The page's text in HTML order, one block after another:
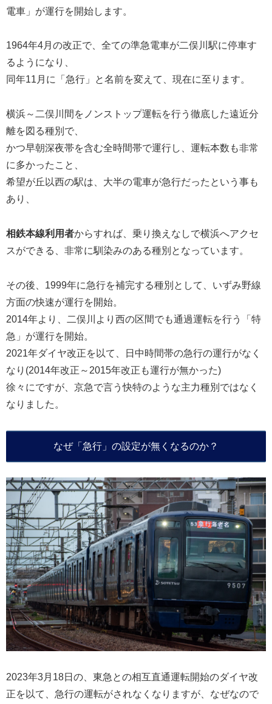
電車」が運行を開始します。
1964年4月の改正で、全ての準急電車が二俣川駅に停車す
るようになり、
同年11月に「急行」と名前を変えて、現在に至ります。
横浜～二俣川間をノンストップ運転を行う徹底した遠近分
離を図る種別で、
かつ早朝深夜帯を含む全時間帯で運行し、運転本数も非常
に多かったこと、
希望が丘以西の駅は、大半の電車が急行だったという事も
あり、
相鉄本線利用者からすれば、乗り換えなしで横浜へアクセ
スができる、非常に馴染みのある種別となっています。
その後、1999年に急行を補完する種別として、いずみ野線
方面の快速が運行を開始。
2014年より、二俣川より西の区間でも通過運転を行う「特
急」が運行を開始。
2021年ダイヤ改正を以て、日中時間帯の急行の運行がなく
なり(2014年改正～2015年改正も運行が無かった)
徐々にですが、京急で言う快特のような主力種別ではなく
なりました。
なぜ「急行」の設定が無くなるのか？
2023年3月18日の、東急との相互直通運転開始のダイヤ改
正を以て、急行の運転がされなくなりますが、なぜなので